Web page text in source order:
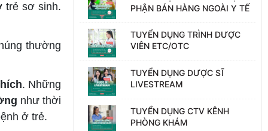
trẻ sơ sinh.
thường
. Những
như thời
ở trẻ.
PHẬN BÁN HÀNG NGOÀI Y TẾ
TUYỂN DỤNG TRÌNH DƯỢC
VIÊN ETC/OTC
TUYỂN DỤNG DƯỢC SĨ
LIVESTREAM
TUYỂN DỤNG CTV KÊNH
PHÒNG KHÁM